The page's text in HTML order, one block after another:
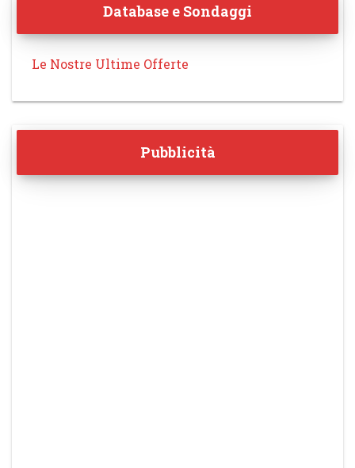
Database e Sondaggi
Le Nostre Ultime Offerte
Pubblicità